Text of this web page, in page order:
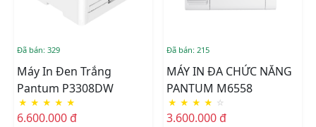
Đã bán: 329
Máy In Đen Trắng
Pantum P3308DW
★ ★ ★ ★ ★
6.600.000 đ
Đã bán: 215
MÁY IN ĐA CHỨC NĂNG
PANTUM M6558
★ ★ ★ ★ ☆
3.600.000 đ